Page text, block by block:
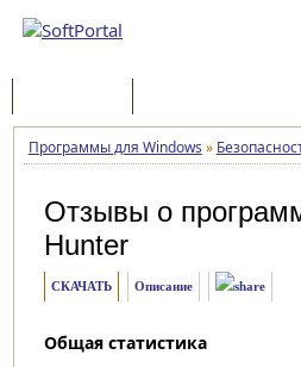
Программы для Windows »
Отзывы о
Hunter
СКАЧАТЬ Описание
Общая статистика